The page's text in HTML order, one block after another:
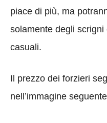
piace di più, ma
solamente degli scrigni
casuali.
Il prezzo dei forzieri
nell’immagine